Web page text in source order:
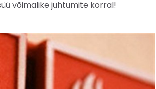
võimalike juhtumite korral!